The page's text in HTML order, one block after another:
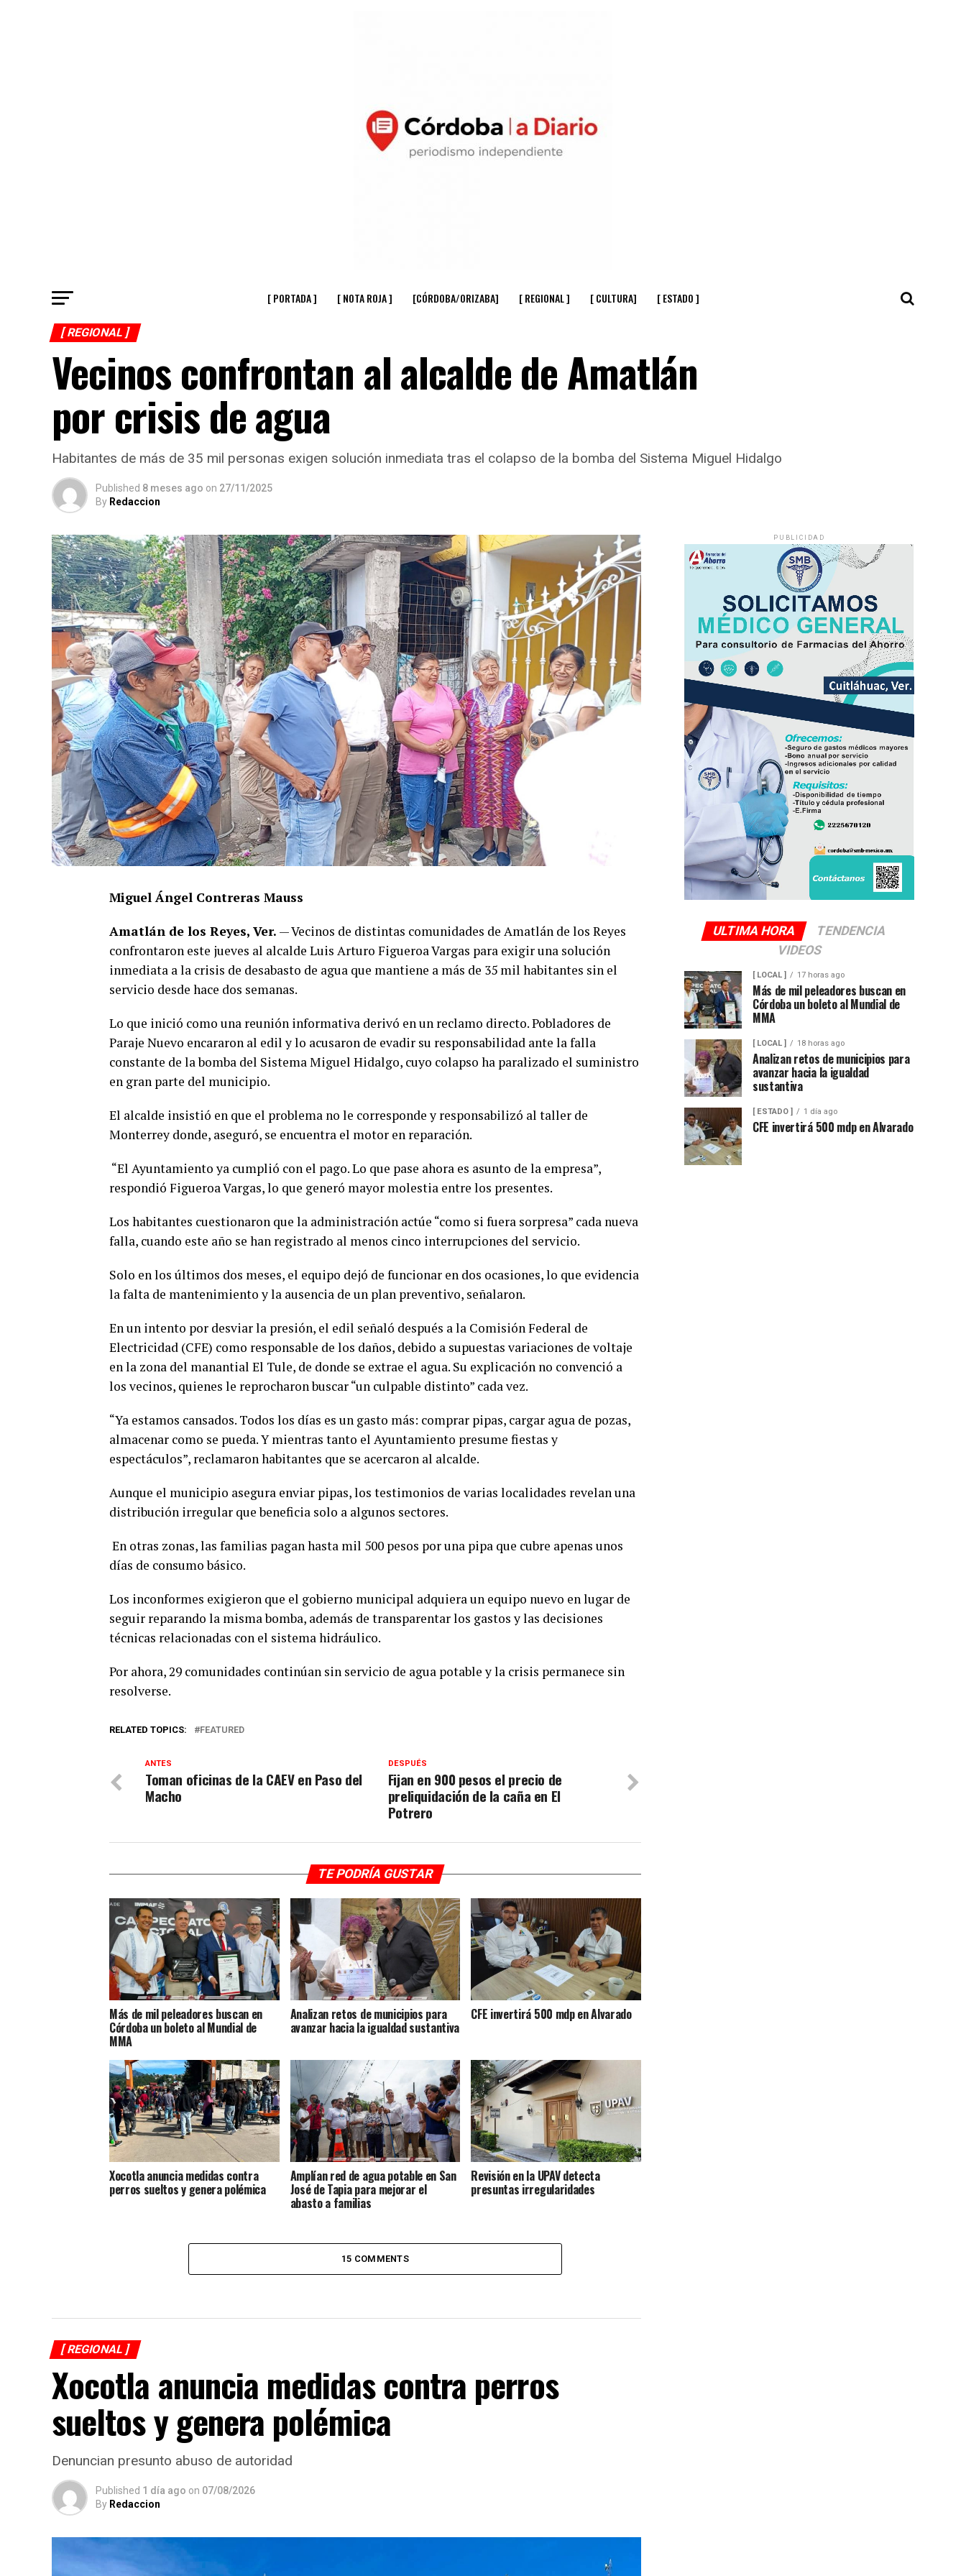
[ PORTADA ] [ NOTA ROJA ] [CÓRDOBA/ORIZABA] [ REGIONAL ] [ CULTURA] [ ESTADO ]
[ REGIONAL ]
Vecinos confrontan al alcalde de Amatlán
por crisis de agua
Habitantes de más de 35 mil personas exigen solución inmediata tras el colapso de la bomba del Sistema Miguel Hidalgo
Published 8 meses ago on 27/11/2025
By Redaccion
Miguel Ángel Contreras Mauss
Amatlán de los Reyes, Ver. — Vecinos de distintas comunidades de Amatlán de los Reyes
confrontaron este jueves al alcalde Luis Arturo Figueroa Vargas para exigir una solución
inmediata a la crisis de desabasto de agua que mantiene a más de 35 mil habitantes sin el
servicio desde hace dos semanas.
Lo que inició como una reunión informativa derivó en un reclamo directo. Pobladores de
Paraje Nuevo encararon al edil y lo acusaron de evadir su responsabilidad ante la falla
constante de la bomba del Sistema Miguel Hidalgo, cuyo colapso ha paralizado el suministro
en gran parte del municipio.
El alcalde insistió en que el problema no le corresponde y responsabilizó al taller de
Monterrey donde, aseguró, se encuentra el motor en reparación.
“El Ayuntamiento ya cumplió con el pago. Lo que pase ahora es asunto de la empresa”,
respondió Figueroa Vargas, lo que generó mayor molestia entre los presentes.
Los habitantes cuestionaron que la administración actúe “como si fuera sorpresa” cada nueva
falla, cuando este año se han registrado al menos cinco interrupciones del servicio.
Solo en los últimos dos meses, el equipo dejó de funcionar en dos ocasiones, lo que evidencia
la falta de mantenimiento y la ausencia de un plan preventivo, señalaron.
En un intento por desviar la presión, el edil señaló después a la Comisión Federal de
Electricidad (CFE) como responsable de los daños, debido a supuestas variaciones de voltaje
en la zona del manantial El Tule, de donde se extrae el agua. Su explicación no convenció a
los vecinos, quienes le reprocharon buscar “un culpable distinto” cada vez.
“Ya estamos cansados. Todos los días es un gasto más: comprar pipas, cargar agua de pozas,
almacenar como se pueda. Y mientras tanto el Ayuntamiento presume fiestas y
espectáculos”, reclamaron habitantes que se acercaron al alcalde.
Aunque el municipio asegura enviar pipas, los testimonios de varias localidades revelan una
distribución irregular que beneficia solo a algunos sectores.
En otras zonas, las familias pagan hasta mil 500 pesos por una pipa que cubre apenas unos
días de consumo básico.
Los inconformes exigieron que el gobierno municipal adquiera un equipo nuevo en lugar de
seguir reparando la misma bomba, además de transparentar los gastos y las decisiones
técnicas relacionadas con el sistema hidráulico.
Por ahora, 29 comunidades continúan sin servicio de agua potable y la crisis permanece sin
resolverse.
RELATED TOPICS: FEATURED
DESPUÉS
Fijan en 900 pesos el precio de
preliquidación de la caña en El
Potrero
ANTES
Toman oficinas de la CAEV en Paso del
Macho
TE PODRÍA GUSTAR
Más de mil peleadores buscan en
Córdoba un boleto al Mundial de
MMA
Analizan retos de municipios para
avanzar hacia la igualdad sustantiva
CFE invertirá 500 mdp en Alvarado
Xocotla anuncia medidas contra
perros sueltos y genera polémica
Amplían red de agua potable en San
José de Tapia para mejorar el
abasto a familias
Revisión en la UPAV detecta
presuntas irregularidades
15 COMMENTS
[ REGIONAL ]
Xocotla anuncia medidas contra perros
sueltos y genera polémica
Denuncian presunto abuso de autoridad
Published 1 día ago on 07/08/2026
By Redaccion
PUBLICIDAD
ULTIMA HORA
TENDENCIA
VIDEOS
[ LOCAL ] 17 horas ago
Más de mil peleadores buscan en
Córdoba un boleto al Mundial de
MMA
[ LOCAL ] 18 horas ago
Analizan retos de municipios para
avanzar hacia la igualdad
sustantiva
[ ESTADO ] 1 día ago
CFE invertirá 500 mdp en Alvarado